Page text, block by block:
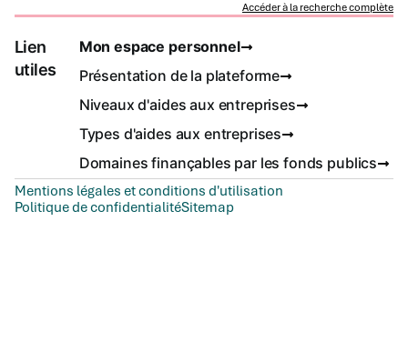
Accéder à la recherche complète
Lien
utiles
Mon espace personnel
Présentation de la plateforme
Niveaux d'aides aux entreprises
Types d'aides aux entreprises
Domaines finançables par les fonds publics
Mentions légales et conditions d'utilisation
Politique de confidentialitéSitemap